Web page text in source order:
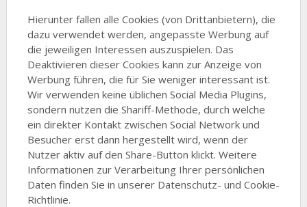
Hierunter fallen alle Cookies (von Drittanbietern), die
dazu verwendet werden, angepasste Werbung auf
die jeweiligen Interessen auszuspielen. Das
Deaktivieren dieser Cookies kann zur Anzeige von
Werbung führen, die für Sie weniger interessant ist.
Wir verwenden keine üblichen Social Media Plugins,
sondern nutzen die Shariff-Methode, durch welche
ein direkter Kontakt zwischen Social Network und
Besucher erst dann hergestellt wird, wenn der
Nutzer aktiv auf den Share-Button klickt. Weitere
Informationen zur Verarbeitung Ihrer persönlichen
Daten finden Sie in unserer Datenschutz- und Cookie-
Richtlinie.